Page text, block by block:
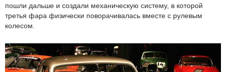
пошли дальше и создали механическую систему, в которой
третья фара физически поворачивалась вместе с рулевым
колесом.